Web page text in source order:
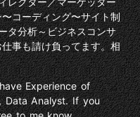
コーディング〜サイト制
タ分析～ビジネスコンサ
事も請け負ってます。相
Experience of
Data Analyst. If you